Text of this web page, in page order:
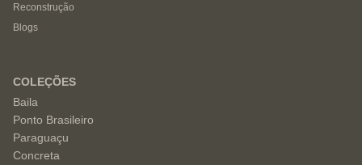
Reconstrução
Blogs
COLEÇÕES
Baila
Ponto Brasileiro
Paraguaçu
Concreta